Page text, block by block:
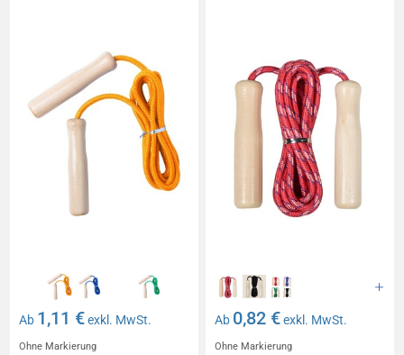
Ab 1,11 €exkl. MwSt.
Ohne Markierung
Ab 0,82 €exkl. MwSt.
Ohne Markierung